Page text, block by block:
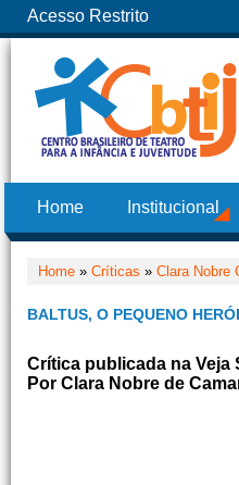
Acesso Restrito
Home Institucional
Home » Críticas » Clara Nobre
BALTUS, O PEQUENO
Crítica publicada na Veja
Por Clara Nobre de